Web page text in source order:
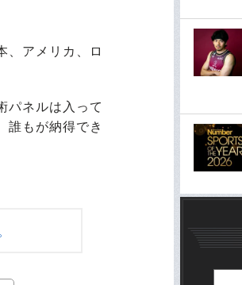
、アメリカ、ロ
パネルは入って
誰もが納得でき